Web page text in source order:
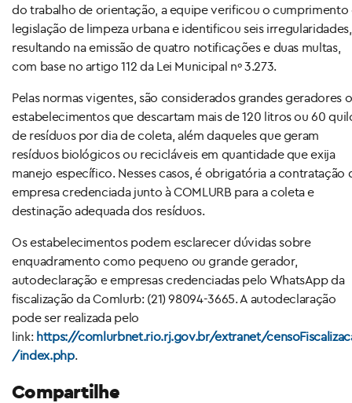
do trabalho de orientação, a equipe verificou o cumprimento
legislação de limpeza urbana e identificou seis irregularidades,
resultando na emissão de quatro notificações e duas multas,
com base no artigo 112 da Lei Municipal nº 3.273.
Pelas normas vigentes, são considerados grandes geradores
estabelecimentos que descartam mais de 120 litros ou 60
de resíduos por dia de coleta, além daqueles que geram
resíduos biológicos ou recicláveis em quantidade que exija
manejo específico. Nesses casos, é obrigatória a contratação
empresa credenciada junto à COMLURB para a coleta e
destinação adequada dos resíduos.
Os estabelecimentos podem esclarecer dúvidas sobre
enquadramento como pequeno ou grande gerador,
autodeclaração e empresas credenciadas pelo WhatsApp da
fiscalização da Comlurb: (21) 98094-3665. A autodeclaração
pode ser realizada pelo
link: https://comlurbnet.rio.rj.gov.br/extranet/
/index.php.
Compartilhe